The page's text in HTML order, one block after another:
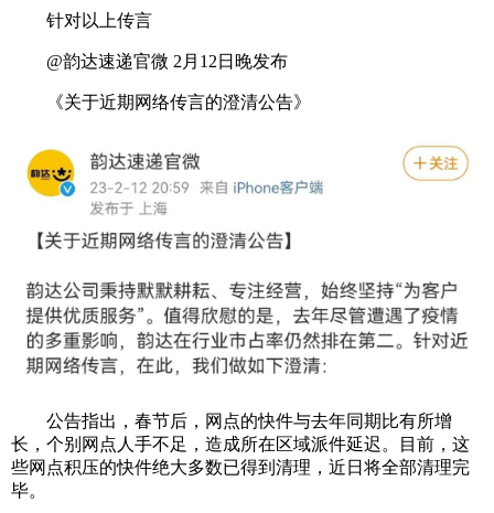
针对以上传言
@韵达速递官微 2月12日晚发布
《关于近期网络传言的澄清公告》
公告指出，春节后，网点的快件与去年同期比有所增
长，个别网点人手不足，造成所在区域派件延迟。目前，这
些网点积压的快件绝大多数已得到清理，近日将全部清理完
毕。